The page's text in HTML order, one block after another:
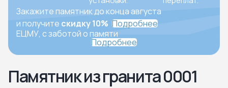
Закажите памятник до конца августа
и получите скидку 10% Подробнее
ЕЦМУ, с заботой о памяти
Подробнее
Памятник из гранита 0001